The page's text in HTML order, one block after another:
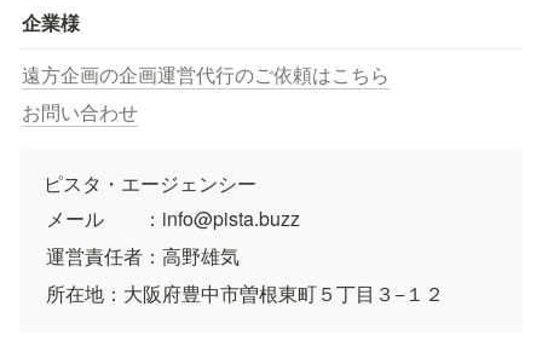
企業様
遠方企画の企画運営代行のご依頼はこちら
お問い合わせ
ピスタ・エージェンシー
メール　　：info@pista.buzz
運営責任者：高野雄気
所在地：大阪府豊中市曽根東町５丁目３−１２